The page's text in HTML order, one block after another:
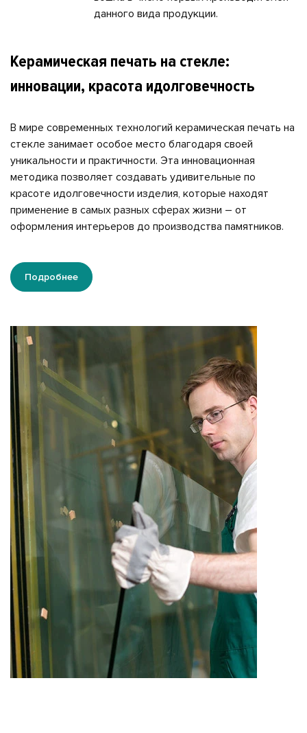
данного вида продукции.
Керамическая печать на стекле:
инновации, красота идолговечность
В мире современных технологий керамическая печать на
стекле занимает особое место благодаря своей
уникальности и практичности. Эта инновационная
методика позволяет создавать удивительные по
красоте идолговечности изделия, которые находят
применение в самых разных сферах жизни – от
оформления интерьеров до производства памятников.
Подробнее